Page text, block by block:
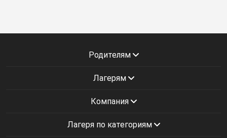
Родителям
Лагерям
Компания
Лагеря по категориям